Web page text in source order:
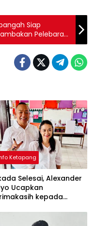
Siap
Pelebaran
Ketapang
Selesai, Alexander
Ucapkan
kepada